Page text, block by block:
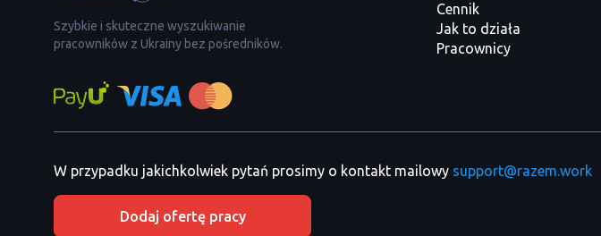
Szybkie i skuteczne wyszukiwanie
pracowników z Ukrainy bez pośredników.
Cennik
Jak to działa
Pracownicy
W przypadku jakichkolwiek pytań prosimy o kontakt mailowy support@razem.work
Dodaj ofertę pracy